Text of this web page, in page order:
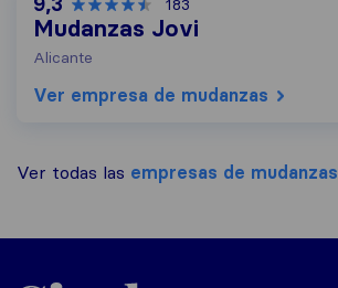
183
Mudanzas Jovi
Alicante
Ver empresa de mudanzas
Ver todas las empresas de mudanzas
Sirelo.es